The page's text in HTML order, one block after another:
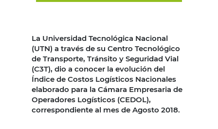
La Universidad Tecnológica Nacional
(UTN) a través de su Centro Tecnológico
de Transporte, Tránsito y Seguridad Vial
(C3T), dio a conocer la evolución del
Índice de Costos Logísticos Nacionales
elaborado para la Cámara Empresaria de
Operadores Logísticos (CEDOL),
correspondiente al mes de Agosto 2018.